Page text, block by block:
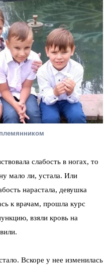
слабость в ногах, то
мало ли, устала. Или
нарастала, девушка
к врачам, прошла курс
взяли кровь на
Вскоре у нее изменилась